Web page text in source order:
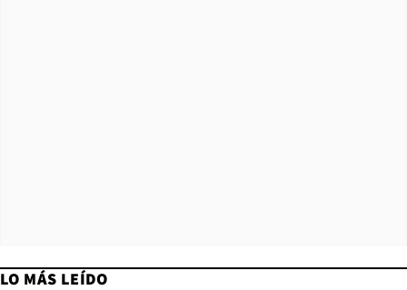
LO MÁS LEÍDO